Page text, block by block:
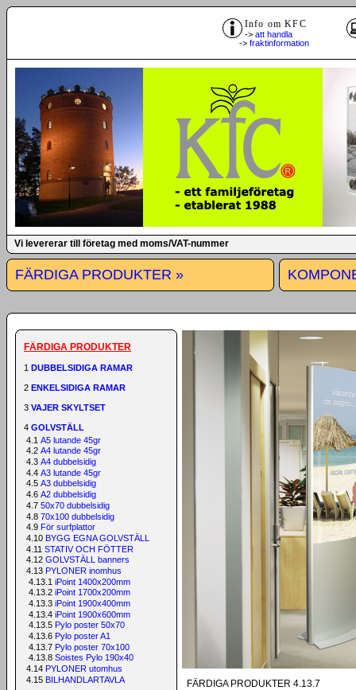
Info om KFC
-> att handla
-> fraktinformation
Vi levererar till företag med moms/VAT-nummer
FÄRDIGA PRODUKTER »
FÄRDIGA PRODUKTER
1 DUBBELSIDIGA RAMAR
2 ENKELSIDIGA RAMAR
3 VAJER SKYLTSET
4 GOLVSTÄLL
4.1 A5 lutande 45gr
4.2 A4 lutande 45gr
4.3 A4 dubbelsidig
4.4 A3 lutande 45gr
4.5 A3 dubbelsidig
4.6 A2 dubbelsidig
4.7 50x70 dubbelsidig
4.8 70x100 dubbelsidig
4.9 För surfplattor
4.10 BYGG EGNA GOLVSTÄLL
4.11 STATIV OCH FÖTTER
4.12 GOLVSTÄLL banners
4.13 PYLONER inomhus
4.13.1 iPoint 1400x200mm
4.13.2 iPoint 1700x200mm
4.13.3 iPoint 1900x400mm
4.13.4 iPoint 1900x600mm
4.13.5 Pylo poster 50x70
4.13.6 Pylo poster A1
4.13.7 Pylo poster 70x100
4.13.8 Soistes Pylo 190x40
4.14 PYLONER utomhus
4.15 BILHANDLARTAVLA
FÄRDIGA PRODUKTER 4.13.7